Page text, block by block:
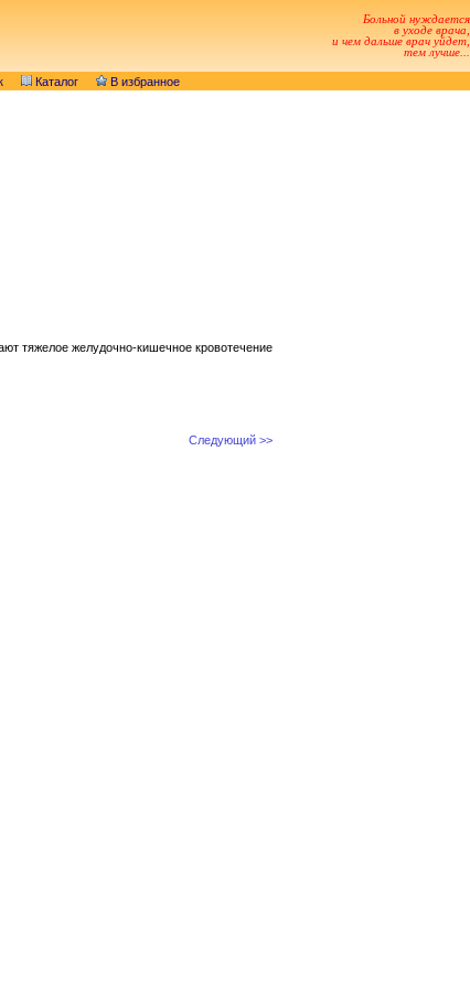
Больной нуждается
в уходе врача,
и чем дальше врач уйдет,
тем лучше...
Каталог В избранное
тяжелое желудочно-кишечное кровотечение
Следующий >>